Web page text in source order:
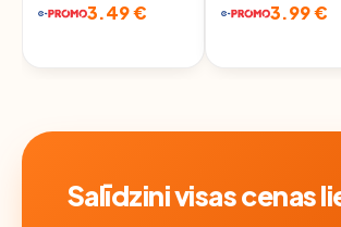
3.49 € 3.99 €
Salīdzini visas cenas